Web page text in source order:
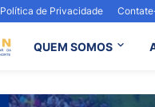
Política de Privacidade
QUEM SOMOS